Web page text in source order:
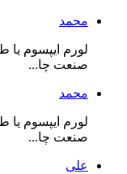
محمد
لورم ایپسوم یا
صنعت چا...
محمد
لورم ایپسوم یا
صنعت چا...
علی